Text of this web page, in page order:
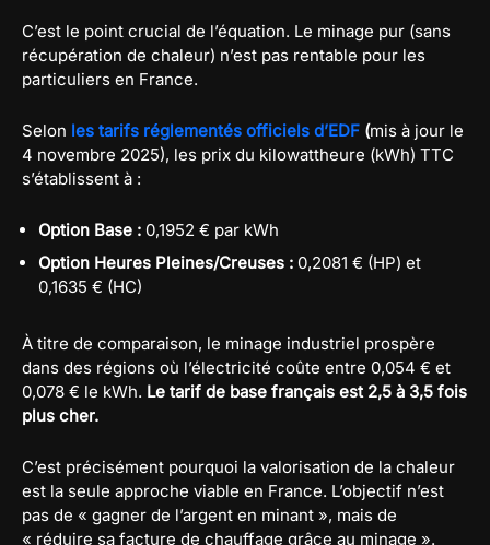
C’est le point crucial de l’équation. Le minage pur (sans
récupération de chaleur) n’est pas rentable pour les
particuliers en France.
Selon les tarifs réglementés officiels d’EDF (mis à jour le
4 novembre 2025), les prix du kilowattheure (kWh) TTC
s’établissent à :
Option Base : 0,1952 € par kWh
Option Heures Pleines/Creuses : 0,2081 € (HP) et
0,1635 € (HC)
À titre de comparaison, le minage industriel prospère
dans des régions où l’électricité coûte entre 0,054 € et
0,078 € le kWh. Le tarif de base français est 2,5 à 3,5 fois
plus cher.
C’est précisément pourquoi la valorisation de la chaleur
est la seule approche viable en France. L’objectif n’est
pas de « gagner de l’argent en minant », mais de
« réduire sa facture de chauffage grâce au minage ».